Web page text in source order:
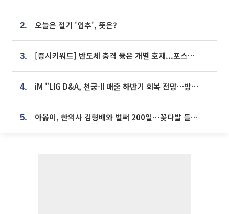
2. 오늘은 절기 '입추', 뜻은?
3. [증시키워드] 반도체 충격 뚫은 개별 호재...포스코퓨처엠·에코프로·한화솔루션 '눈길'
4. iM "LIG D&A, 천궁-II 매출 하반기 회복 전망…방산 톱픽 유지"
5. 아옳이, 한의사 김형배와 벌써 200일⋯꽃다발 들고 "프러포즈 아냐"